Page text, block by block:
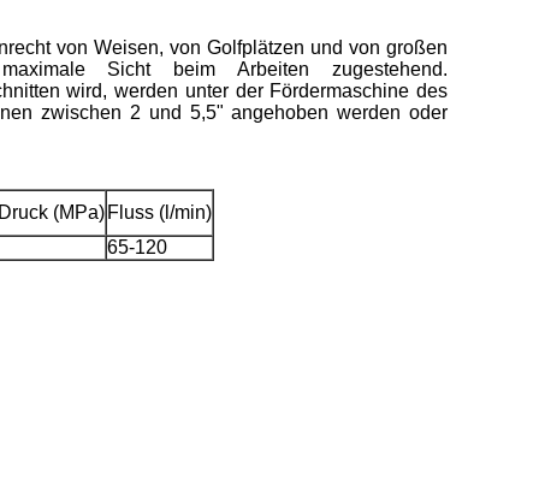
von Weisen, von Golfplätzen und von großen
Sicht beim Arbeiten zugestehend.
wird, werden unter der Fördermaschine des
zwischen 2 und 5,5" angehoben werden oder
(MPa) Fluss (l/min)
65-120